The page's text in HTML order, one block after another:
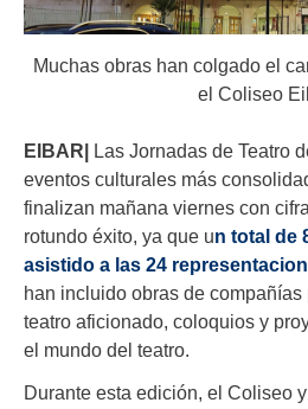
Muchas obras han colgado el
el Coliseo
EIBAR|
Las Jornadas de Teatro
eventos culturales más
finalizan mañana viernes con
rotundo éxito, ya que un total de
asistido a las 24
han incluido obras de
teatro aficionado, coloquios y
el mundo del teatro.
Durante esta edición, el Coliseo